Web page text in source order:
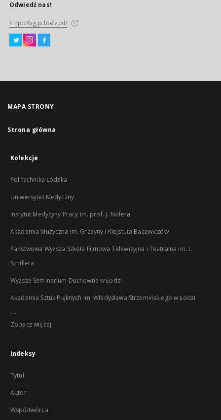
Odwiedź nas!
http://bg.p.lodz.pl/
MAPA STRONY
Strona główna
Kolekcje
Politechnika Łódzka
Uniwersytet Medyczny
Instytut Medycyny Pracy im. prof. J. Nofera
Akademia Muzyczna im. Grażyny i Kiejstuta Bacewiczów
Państwowa Wyższa Szkoła Filmowa Telewizyjna i Teatralna im. L.
Schillera
Wyższe Seminarium Duchowne w Łodzi
Akademia Sztuk Pięknych im. Władysława Strzemińskiego w Łodzi
...
Zobacz więcej
Indeksy
Tytuł
Autor
Współtwórca